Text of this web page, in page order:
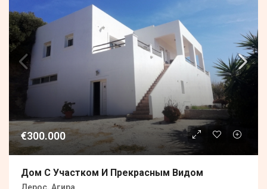
€300.000
Дом С Участком И Прекрасным Видом